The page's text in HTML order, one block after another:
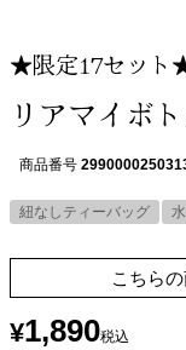
★限定17セット
リアマイボ
商品番号
紐なしティーバッグ
こちら
¥1,890税込